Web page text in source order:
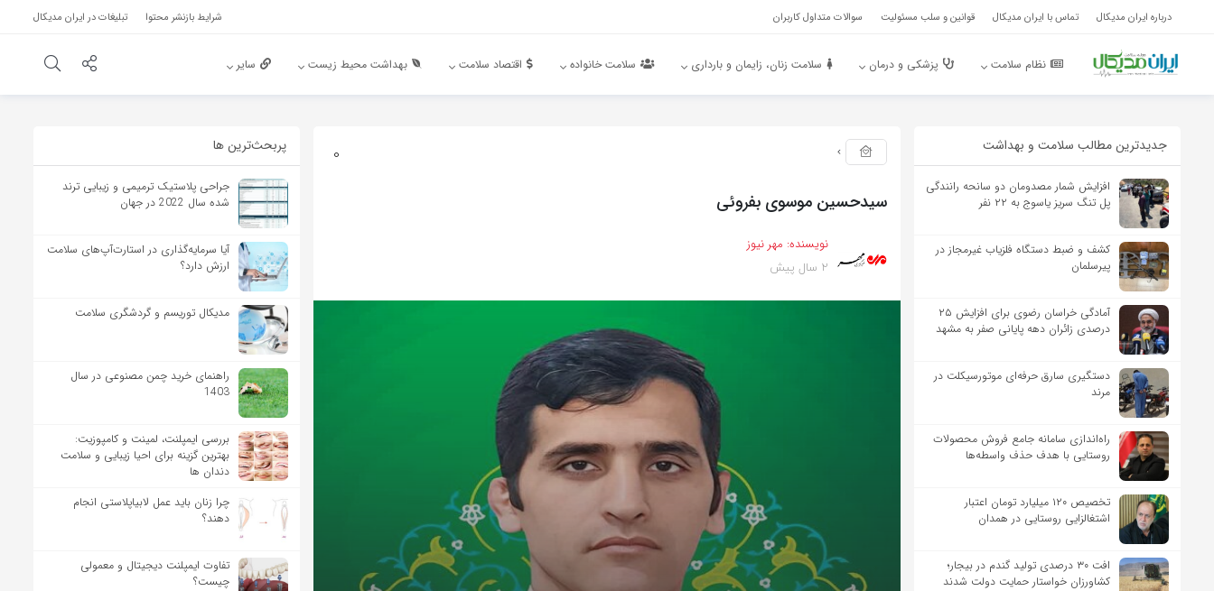
درباره ایران مدیکال تماس با ایران مدیکال قوانین و سلب مسئولیت سوالات متداول کاربران شرایط بازنشر محتوا تبلیغات در ایران مدیکال
نظام سلامت پزشکی و درمان سلامت زنان، زایمان و بارداری سلامت خانواده اقتصاد سلامت بهداشت محیط زیست سایر
جدیدترین مطالب سلامت و بهداشت
افزایش شمار مصدومان دو سانحه رانندگی
پل تنگ سریز یاسوج به ۲۲ نفر
کشف و ضبط دستگاه فلزیاب غیرمجاز در
پیرسلمان
آمادگی خراسان رضوی برای افزایش ۲۵
درصدی زائران دهه پایانی صفر به مشهد
دستگیری سارق حرفه‌ای موتورسیکلت در
مرند
راه‌اندازی سامانه جامع فروش محصولات
روستایی با هدف حذف واسطه‌ها
تخصیص ۱۲۰ میلیارد تومان اعتبار
اشتغالزایی روستایی در همدان
افت ۳۰ درصدی تولید گندم در بیجار؛
کشاورزان خواستار حمایت دولت شدند
0
سیدحسین موسوی بفروئی
نویسنده: مهر نیوز
2 سال پیش
پربحث‌‌ترین ها
جراحی پلاستیک ترمیمی و زیبایی ترند
شده سال 2022 در جهان
آیا سرمایه‌گذاری در استارت‌آپ‌های سلامت
ارزش دارد؟
مدیکال توریسم و گردشگری سلامت
راهنمای خرید چمن مصنوعی در سال
1403
بررسی ایمپلنت، لمینت و کامپوزیت:
بهترین گزینه برای احیا زیبایی و سلامت
دندان ها
چرا زنان باید عمل لابیاپلاستی انجام
دهند؟
تفاوت ایمپلنت دیجیتال و معمولی
چیست؟